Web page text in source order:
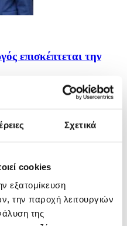
Σχετικά
cookies
εξατομίκευση
την παροχή λειτουργιών
της
επισκέπτεται την